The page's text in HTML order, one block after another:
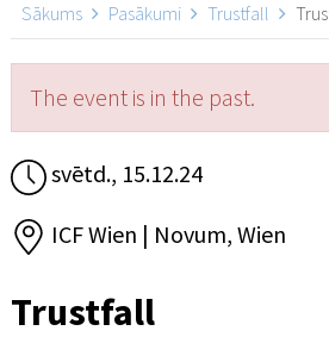
Sākums Pasākumi Trustfall
The event is in the past.
svētd., 15.12.24
ICF Wien | Novum, Wien
Trustfall